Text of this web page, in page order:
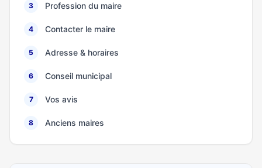
3 Profession du maire
4 Contacter le maire
5 Adresse & horaires
6 Conseil municipal
7 Vos avis
8 Anciens maires